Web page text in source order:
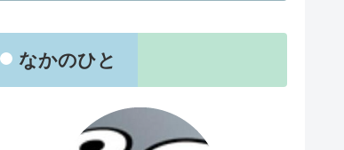
なかのひと